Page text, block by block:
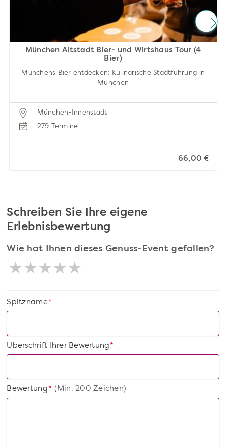
München Altstadt Bier- und Wirtshaus Tour (4
Bier)
Münchens Bier entdecken: Kulinarische Stadtführung in
München
München-Innenstadt
279 Termine
66,00 €
Schreiben Sie Ihre eigene
Erlebnisbewertung
Wie hat Ihnen dieses Genuss-Event gefallen?
*
Spitzname
*
Überschrift Ihrer Bewertung
*
Bewertung(Min. 200 Zeichen)